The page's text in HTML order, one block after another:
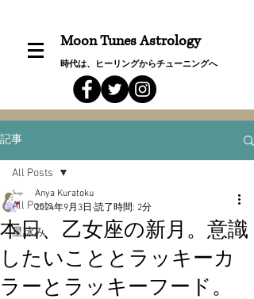
Moon Tunes Astrology
時代は、ヒーリングからチューニングへ
記事
All Posts
星詠み
All Posts
本日、乙女座の新月。意識
したいこととラッキーカ
ラーとラッキーフード。
Anya Kuratoku
2024年9月3日 読了時間: 2分